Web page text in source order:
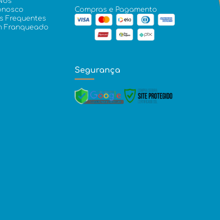
Frequentes
Franqueado
Compras e Pagamento
Segurança